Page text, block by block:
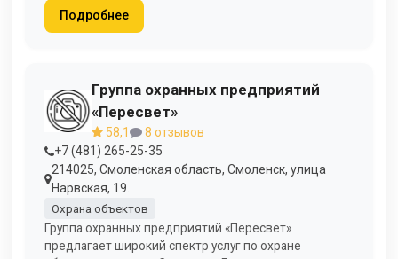
Подробнее
Группа охранных предприятий
«Пересвет»
58,1
8 отзывов
+7 (481) 265-25-35
214025, Смоленская область, Смоленск, улица
Нарвская, 19.
Охрана объектов
Группа охранных предприятий «Пересвет»
предлагает широкий спектр услуг по охране